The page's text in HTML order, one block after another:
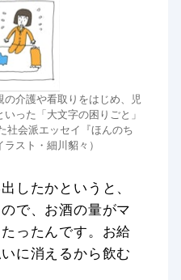
介護や看取りをはじめ、児
った「大文字の困りごと」
社会派エッセイ『ほんのち
スト・細川貂々）
したかというと、
で、お酒の量がマ
ったんです。お給
に消えるから飲む